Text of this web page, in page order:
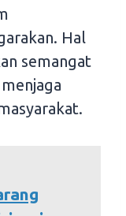
Hal
semangat